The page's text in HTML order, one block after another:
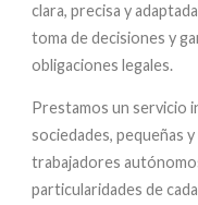
clara, precisa y
toma de decisiones y
obligaciones legales.
Prestamos un servicio
sociedades, pequeñas
trabajadores
particularidades de